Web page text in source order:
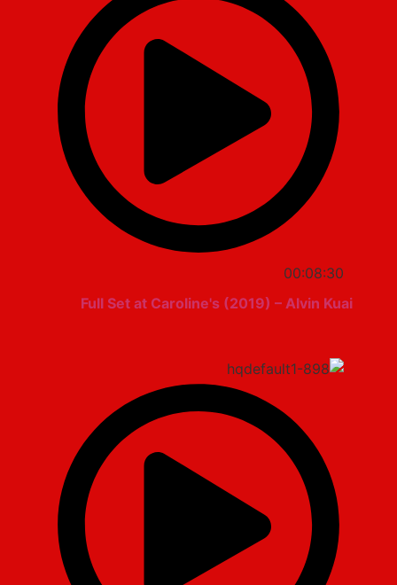
00:08:30
Full Set at Caroline's (2019) – Alvin Kuai